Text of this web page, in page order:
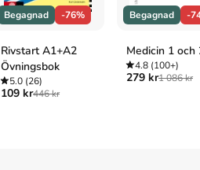
Begagnad -76%
Rivstart A1+A2
Övningsbok
5.0 (26)
109 kr446 kr
Begagnad -
Medicin 1 och
4.8 (100+)
279 kr1 086 kr